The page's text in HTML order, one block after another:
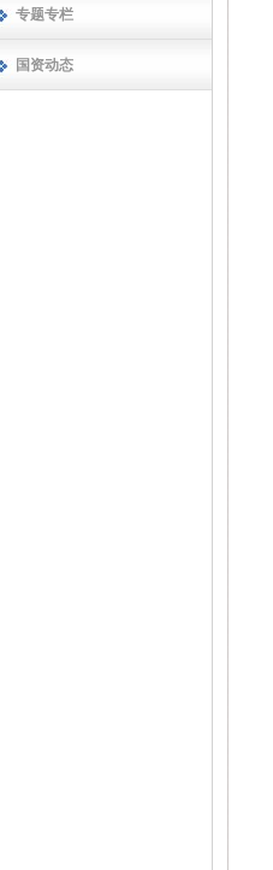
专题专栏
国资动态